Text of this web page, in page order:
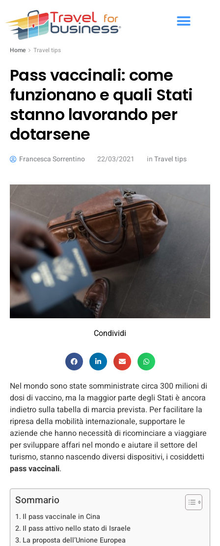
Home Travel tips
Pass vaccinali: come
funzionano e quali Stati
stanno lavorando per
dotarsene
Francesca Sorrentino 22/03/2021 inTravel tips
Condividi
Nel mondo sono state somministrate circa 300 milioni di
dosi di vaccino, ma la maggior parte degli Stati è ancora
indietro sulla tabella di marcia prevista. Per facilitare la
ripresa della mobilità internazionale, supportare le
aziende che hanno necessità di ricominciare a viaggiare
per sviluppare affari nel mondo e aiutare il settore del
turismo, stanno nascendo diversi dispositivi, i cosiddetti
pass vaccinali.
Sommario
Il pass vaccinale in Cina
Il pass attivo nello stato di Israele
La proposta dell’Unione Europea